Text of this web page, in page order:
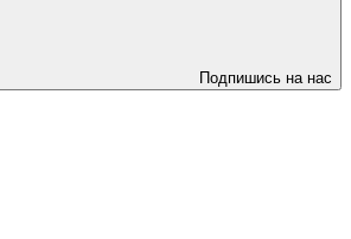
Подпишись на нас